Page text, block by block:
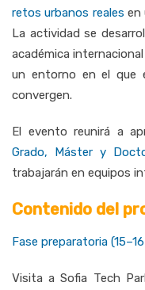
retos urbanos reales en
La actividad se
académica internacional
un entorno en el que
convergen.
El evento reunirá a
Grado, Máster y
trabajarán en equipos
Contenido del
Fase preparatoria
Visita a Sofia Tech